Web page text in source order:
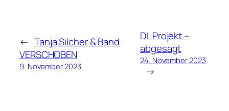
u
o
← Tanja Silcher & Band
VERSCHOBEN
9. November 2023
DL Projekt –
abgesagt
24. November 2023
→